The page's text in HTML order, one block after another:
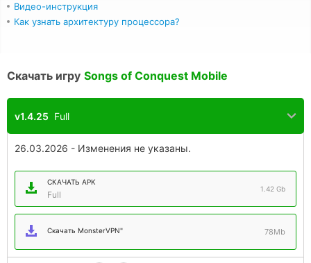
Видео-инструкция
Как узнать архитектуру процессора?
Скачать игру Songs of Conquest Mobile
v1.4.25 Full
26.03.2026 - Изменения не указаны.
СКАЧАТЬ APK
Full
1.42 Gb
Скачать MonsterVPN" 78Mb